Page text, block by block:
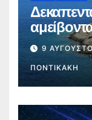
9
ΠΟΝΤΙΚΆΚΗ